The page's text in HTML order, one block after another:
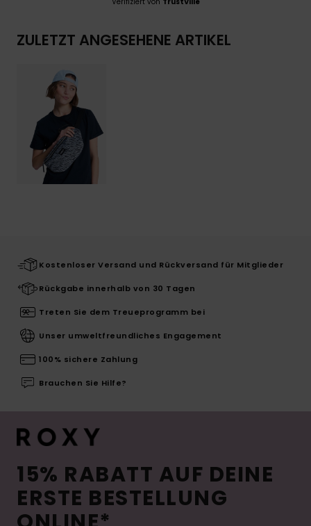
ZULETZT ANGESEHENE ARTIKEL
Kostenloser Versand und Rückversand für Mitglieder
Rückgabe innerhalb von 30 Tagen
Treten Sie dem Treueprogramm bei
Unser umweltfreundliches Engagement
100% sichere Zahlung
Brauchen Sie Hilfe?
15% RABATT AUF DEINE
ERSTE BESTELLUNG